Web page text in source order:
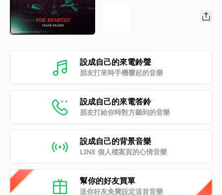
設成自己的來電鈴聲
朋友打來時手機響起的音樂
設成自己的來電答鈴
朋友打給你時對方聽到的音樂
設成自己的背景音樂
LINE 個人檔案頁的心情音樂
幫你的好友買單
送你好友免費設定這首音樂